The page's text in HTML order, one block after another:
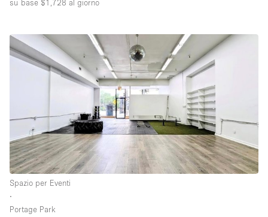
su base $1,728 al giorno
Spazio per Eventi
∙
Portage Park